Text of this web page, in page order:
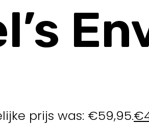
prijs was: €59,95.€